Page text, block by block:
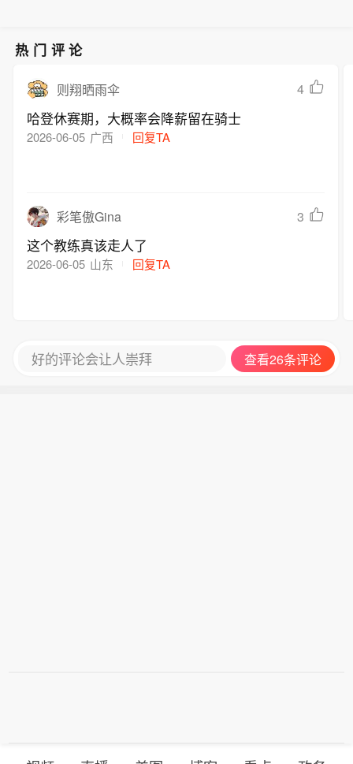
热门评论
则翔晒雨伞 4
哈登休赛期，大概率会降薪留在骑士
2026-06-05 广西 回复TA
彩笔傲Gina 3
这个教练真该走人了
2026-06-05 山东 回复TA
好的评论会让人崇拜 查看26条评论